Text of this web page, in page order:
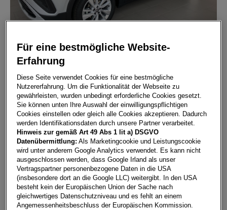
T-Cross Friends TSI
7000 Eisenstadt
Leasing Kredit
€283,19**
pro Monat
Laufzeit
60 Monate
pro Jahr
15.000 km
Eigenleistung
€5.000
Für eine bestmögliche Website-
Erfahrung
Diese Seite verwendet Cookies für eine bestmögliche
Nutzererfahrung. Um die Funktionalität der Webseite zu
gewährleisten, wurden unbedingt erforderliche Cookies gesetzt.
Sie können unten Ihre Auswahl der einwilligungspflichtigen
Cookies einstellen oder gleich alle Cookies akzeptieren. Dadurch
werden Identifikationsdaten durch unsere Partner verarbeitet.
Hinweis zur gemäß Art 49 Abs 1 lit a) DSGVO
Datenübermittlung: Als Marketingcookie und Leistungscookie
wird unter anderem Google Analytics verwendet. Es kann nicht
ausgeschlossen werden, dass Google Irland als unser
Vertragspartner personenbezogene Daten in die USA
(insbesondere dort an die Google LLC) weitergibt. In den USA
besteht kein der Europäischen Union der Sache nach
gleichwertiges Datenschutzniveau und es fehlt an einem
Angemessenheitsbeschluss der Europäischen Kommission.